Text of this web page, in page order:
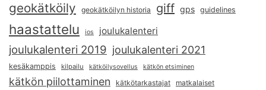
geokätköily geokätköilyn historia giff gps guidelines
haastattelu ios joulukalenteri
joulukalenteri 2019 joulukalenteri 2021
kesäkamppis kilpailu kätköilysovellus kätkön etsiminen
kätkön piilottaminen kätkötarkastajat matkalaiset